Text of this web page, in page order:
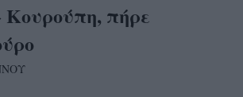
Κουρούπη, πήρε